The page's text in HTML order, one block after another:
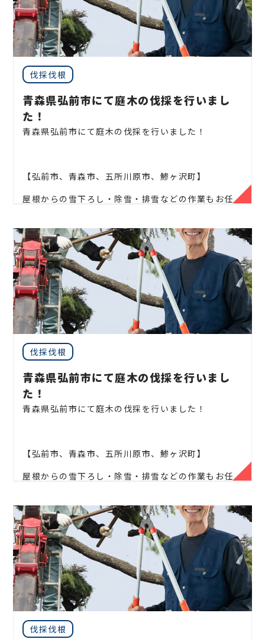
子の木、ゴールデンアカシア、紅葉、シマトネリコ、
グレープフルーツの木、カツラの木、柿、みかん、グ
ミ、エゴノキ、ハナミズキ、ジューンベリー、ヤマボ
ウシ、カイズカ、
花梨、クロガネモチ、ベニカナメ、
サザンカ、ホルトノキ、
当社では造園工事はもちろんのこと、外構工事やエク
ステリア工事まで自社で一気通貫で行っております
見積もりは無料ですので、 お庭のことなら当社にお気
軽にご連絡ください！
お庭や木に関するお悩みに全力でご対応させて頂き
ます！
企業様や、施設様、マンション、アパートなどの庭
木、高木、植栽の年間管理なども対応しております
松、スギ、クスノキ、くろがねもち、もみの木、どん
金木犀、アカシア、シダレエゴノキ、コニファー、
梅、かしの木、ブルーアイス、クチナシ、ナンテン、
クスノキ、 薪の木、ケヤキ、コノデカシワ、マキの
木、桜、ゴールドクレスト、アオハダ、いちじく、椰
子の木、ゴールデンアカシア、紅葉、シマトネリコ、
グレープフルーツの木、カツラの木、柿、みかん、グ
ミ、エゴノキ、ハナミズキ、ジューンベリー、ヤマボ
ウシ、カイズカ、
花梨、クロガネモチ、ベニカナメ、
サザンカ、ホルトノキ、
伐採伐根
青森県弘前市にて庭木の伐採を行いまし
た！
青森県弘前市にて庭木の伐採を行いました！
【弘前市、青森市、五所川原市、鯵ヶ沢町】
屋根からの雪下ろし・除雪・排雪などの作業もお任
地域密着で伐採・抜根・剪定・草刈りなどのお庭の
こと、造園・植木屋をお探しなら当社にご相談くださ
い！
当社では造園工事はもちろんのこと、外構工事やエク
ステリア工事まで自社で一気通貫で行っております
見積もりは無料ですので、 お庭のことなら当社にお気
軽にご連絡ください！
お庭や木に関するお悩みに全力でご対応させて頂き
ます！
企業様や、施設様、マンション、アパートなどの庭
木、高木、植栽の年間管理なども対応しております
松、スギ、クスノキ、くろがねもち、もみの木、どん
金木犀、アカシア、シダレエゴノキ、コニファー、
梅、かしの木、ブルーアイス、クチナシ、ナンテン、
クスノキ、 薪の木、ケヤキ、コノデカシワ、マキの
木、桜、ゴールドクレスト、アオハダ、いちじく、椰
子の木、ゴールデンアカシア、紅葉、シマトネリコ、
グレープフルーツの木、カツラの木、柿、みかん、グ
ミ、エゴノキ、ハナミズキ、ジューンベリー、ヤマボ
ウシ、カイズカ、
花梨、クロガネモチ、ベニカナメ、
サザンカ、ホルトノキ、
伐採伐根
青森県弘前市にて庭木の伐採を行いまし
た！
青森県弘前市にて庭木の伐採を行いました！
【弘前市、青森市、五所川原市、鯵ヶ沢町】
屋根からの雪下ろし・除雪・排雪などの作業もお任
地域密着で伐採・抜根・剪定・草刈りなどのお庭の
こと、造園・植木屋をお探しなら当社にご相談くださ
い！
当社では造園工事はもちろんのこと、外構工事やエク
ステリア工事まで自社で一気通貫で行っております
見積もりは無料ですので、 お庭のことなら当社にお気
軽にご連絡ください！
お庭や木に関するお悩みに全力でご対応させて頂き
伐採伐根